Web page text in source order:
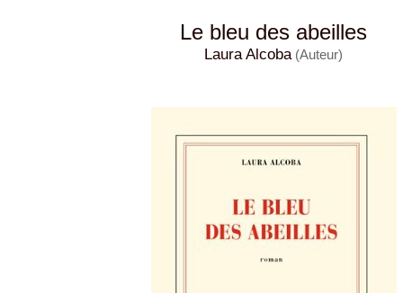
Le bleu des abeilles
Laura Alcoba (Auteur)